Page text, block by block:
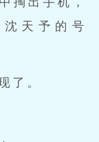
天予的号
了。